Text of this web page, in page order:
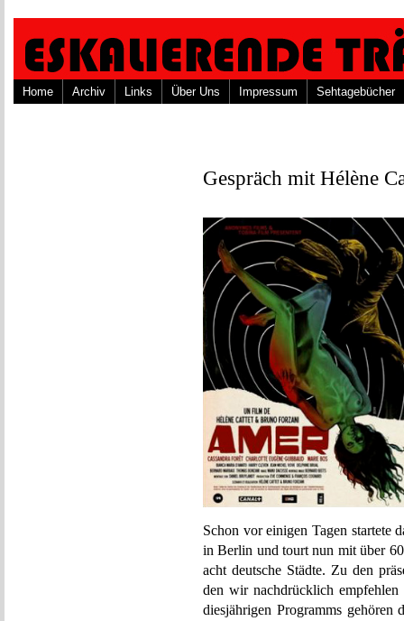
Home Archiv Links Über Uns Impressum Sehtagebücher
Gespräch mit Hélène
Schon vor einigen Tagen startete
in Berlin und tourt nun mit über
acht deutsche Städte. Zu den
den wir nachdrücklich
diesjährigen Programms